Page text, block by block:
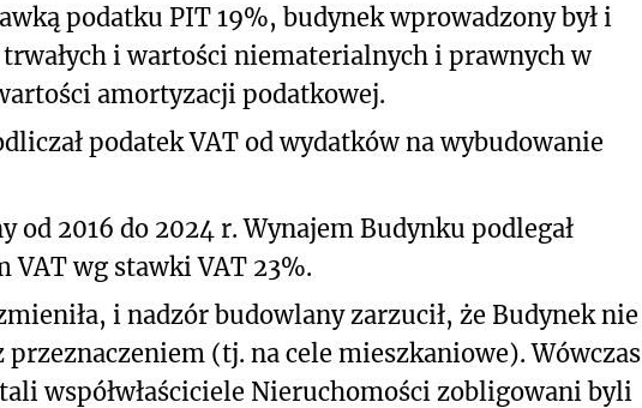
podatku PIT 19%, budynek wprowadzony był i
i wartości niematerialnych i prawnych w
amortyzacji podatkowej.
podatek VAT od wydatków na wybudowanie
od 2016 do 2024 r. Wynajem Budynku podlegał
wg stawki VAT 23%.
i nadzór budowlany zarzucił, że Budynek nie
(tj. na cele mieszkaniowe). Wówczas
współwłaściciele Nieruchomości zobligowani byli